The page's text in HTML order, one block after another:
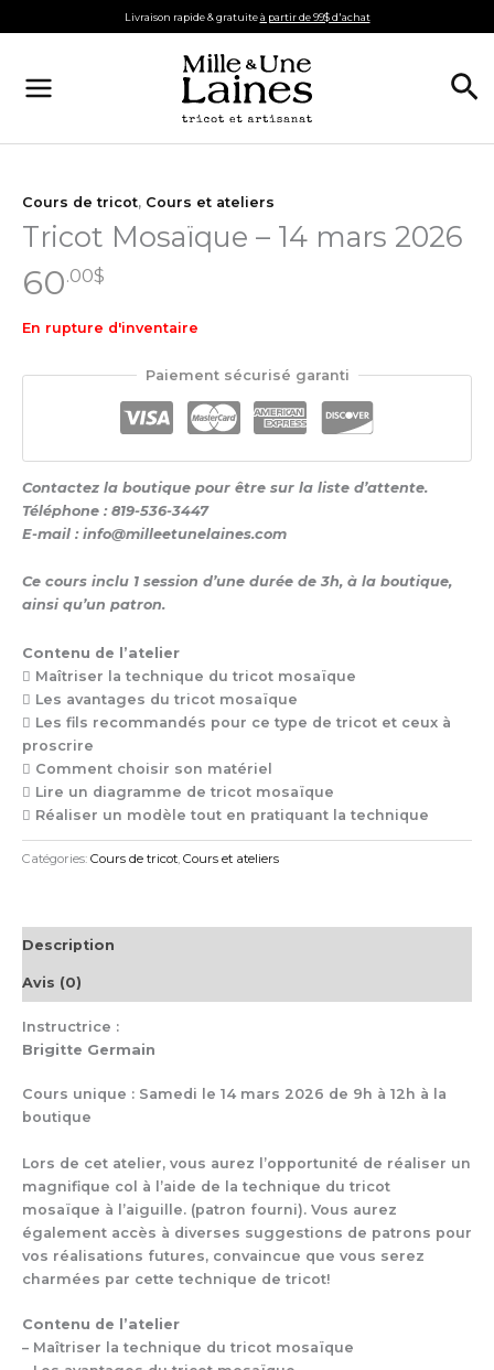
au
Livraison rapide & gratuiteà partir de 99$ d'achat
Cours de tricot, Cours et ateliers
Tricot Mosaïque – 14 mars 2026
60.00$
En rupture d'inventaire
Paiement sécurisé garanti
Contactez la boutique pour être sur la liste d’attente.
Téléphone : 819-536-3447
E-mail : info@milleetunelaines.com
Ce cours inclu 1 session d’une durée de 3h, à la boutique,
ainsi qu’un patron.
Contenu de l’atelier
 Maîtriser la technique du tricot mosaïque
 Les avantages du tricot mosaïque
 Les fils recommandés pour ce type de tricot et ceux à
proscrire
 Comment choisir son matériel
 Lire un diagramme de tricot mosaïque
 Réaliser un modèle tout en pratiquant la technique
Catégories: Cours de tricot, Cours et ateliers
Description
Avis (0)
Instructrice :
Brigitte Germain
Cours unique : Samedi le 14 mars 2026 de 9h à 12h à la
boutique
Lors de cet atelier, vous aurez l’opportunité de réaliser un
magnifique col à l’aide de la technique du tricot
mosaïque à l’aiguille. (patron fourni). Vous aurez
également accès à diverses suggestions de patrons pour
vos réalisations futures, convaincue que vous serez
charmées par cette technique de tricot!
Contenu de l’atelier
– Maîtriser la technique du tricot mosaïque